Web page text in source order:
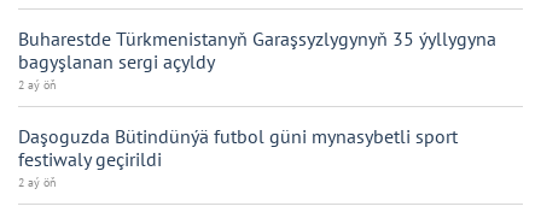
Buharestde Türkmenistanyň Garaşsyzlygynyň 35 ýyllygyna
bagyşlanan sergi açyldy
2 aý öň
Daşoguzda Bütindünýä futbol güni mynasybetli sport
festiwaly geçirildi
2 aý öň